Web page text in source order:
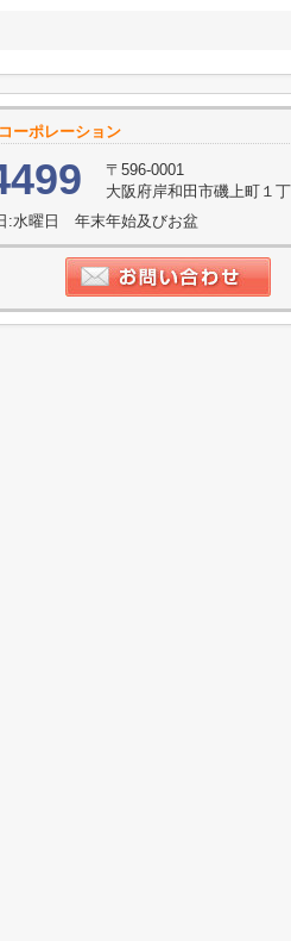
ーポレーション
〒596-0001
大阪府岸和田市磯上町１
:水曜日 年末年始及びお盆